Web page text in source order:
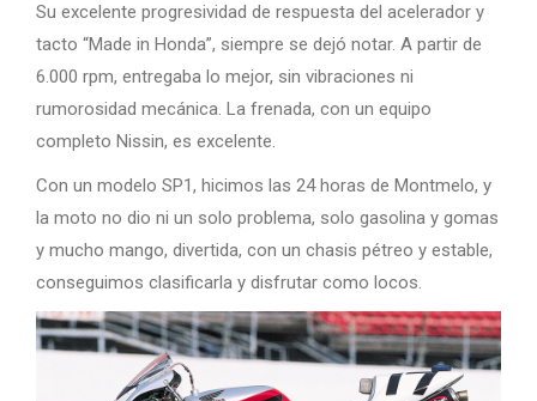
Su excelente progresividad de respuesta del acelerador y
tacto “Made in Honda”, siempre se dejó notar. A partir de
6.000 rpm, entregaba lo mejor, sin vibraciones ni
rumorosidad mecánica. La frenada, con un equipo
completo Nissin, es excelente.
Con un modelo SP1, hicimos las 24 horas de Montmelo, y
la moto no dio ni un solo problema, solo gasolina y gomas
y mucho mango, divertida, con un chasis pétreo y estable,
conseguimos clasificarla y disfrutar como locos.